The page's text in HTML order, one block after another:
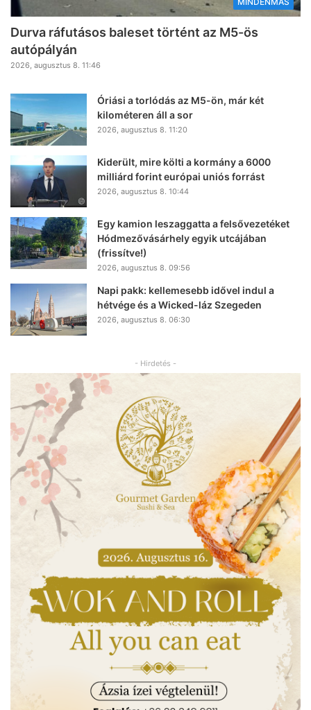
Durva ráfutásos baleset történt az M5-ös
autópályán
2026, augusztus 8. 11:46
Óriási a torlódás az M5-ön, már két
kilométeren áll a sor
2026, augusztus 8. 11:20
Kiderült, mire költi a kormány a 6000
milliárd forint európai uniós forrást
2026, augusztus 8. 10:44
Egy kamion leszaggatta a felsővezetéket
Hódmezővásárhely egyik utcájában
(frissítve!)
2026, augusztus 8. 09:56
Napi pakk: kellemesebb idővel indul a
hétvége és a Wicked-láz Szegeden
2026, augusztus 8. 06:30
- Hirdetés -